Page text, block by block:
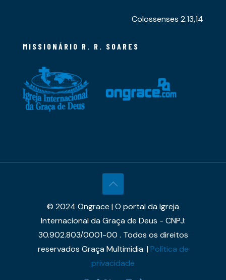
Colossenses 2.13,14
MISSIONÁRIO R. R. SOARES
© 2024 Ongrace | O portal da Igreja
Internacional da Graça de Deus - CNPJ:
30.902.803/0001-00 . Todos os direitos
reservados Graça Multimídia. |Política de
privacidade